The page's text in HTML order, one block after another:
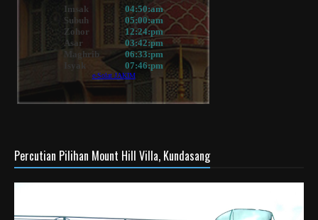
Percutian Pilihan Mount Hill Villa, Kundasang